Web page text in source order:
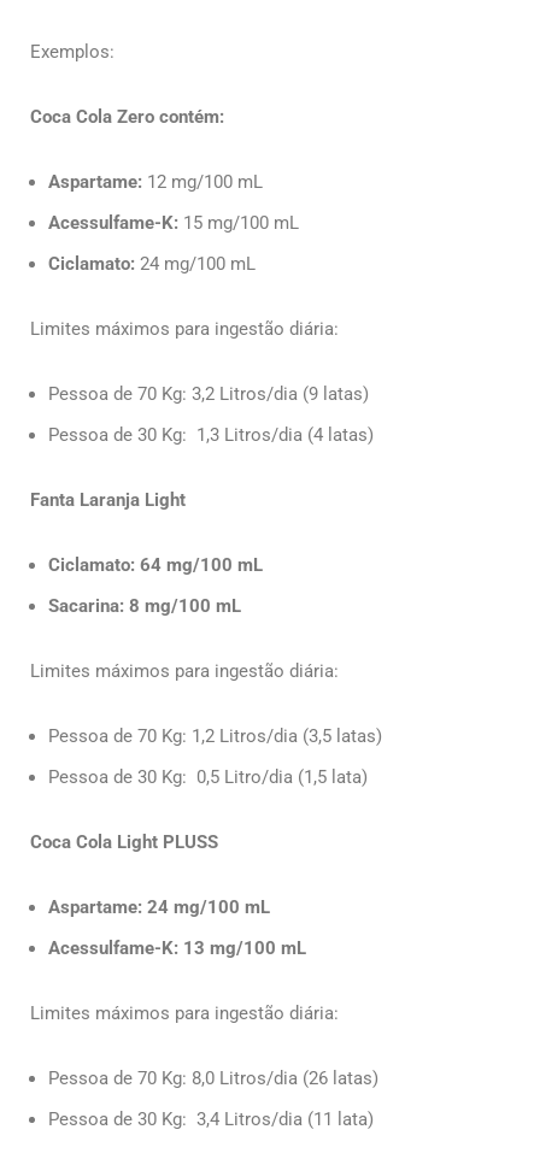
Exemplos:
Coca Cola Zero contém:
Aspartame: 12 mg/100 mL
Acessulfame-K: 15 mg/100 mL
Ciclamato: 24 mg/100 mL
Limites máximos para ingestão diária:
Pessoa de 70 Kg: 3,2 Litros/dia (9 latas)
Pessoa de 30 Kg: 1,3 Litros/dia (4 latas)
Fanta Laranja Light
Ciclamato: 64 mg/100 mL
Sacarina: 8 mg/100 mL
Limites máximos para ingestão diária:
Pessoa de 70 Kg: 1,2 Litros/dia (3,5 latas)
Pessoa de 30 Kg: 0,5 Litro/dia (1,5 lata)
Coca Cola Light PLUSS
Aspartame: 24 mg/100 mL
Acessulfame-K: 13 mg/100 mL
Limites máximos para ingestão diária:
Pessoa de 70 Kg: 8,0 Litros/dia (26 latas)
Pessoa de 30 Kg: 3,4 Litros/dia (11 lata)